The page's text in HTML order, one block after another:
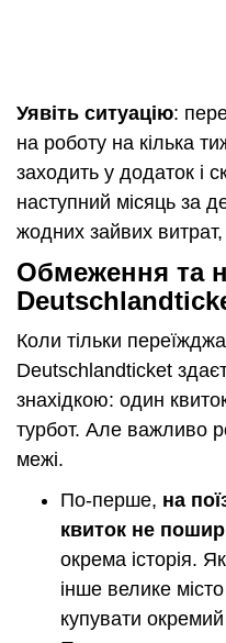
Уявіть ситуацію:
на роботу на кілька
заходить у додаток і
наступний місяць за
жодних зайвих витрат,
Обмеження та
Коли тільки
Deutschlandticket
знахідкою: один
турбот. Але важливо
межі.
По-перше, на
квиток не
окрема історія.
інше велике
купувати окремий